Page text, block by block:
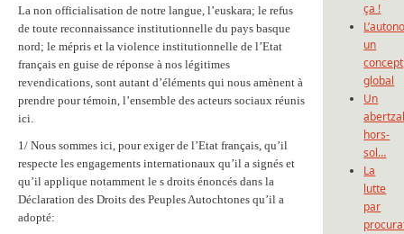
La non officialisation de notre langue, l’euskara; le refus
de toute reconnaissance institutionnelle du pays basque
nord; le mépris et la violence institutionnelle de l’Etat
français en guise de réponse à nos légitimes
revendications, sont autant d’éléments qui nous amènent à
prendre pour témoin, l’ensemble des acteurs sociaux réunis
ici.
1/ Nous sommes ici, pour exiger de l’Etat français, qu’il
respecte les engagements internationaux qu’il a signés et
qu’il applique notamment le s droits énoncés dans la
Déclaration des Droits des Peuples Autochtones qu’il a
adopté:
ça !
un
concept
global
Un
hors-
sol…
La
lutte
par